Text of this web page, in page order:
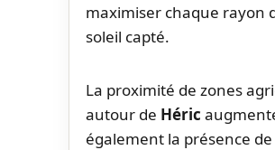
maximiser chaque rayon
soleil capté.
La proximité de zones
autour de Héric
également la présence de